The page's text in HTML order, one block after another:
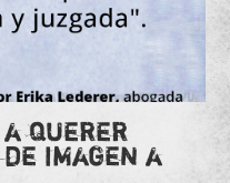
a querer
imagen a